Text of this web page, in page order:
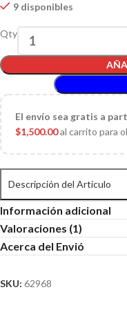
9 disponibles
Qty
El envío sea gratis a
$1,500.00al carrito para
Descripción del Articulo
Información adicional
Valoraciones (1)
Acerca del Envió
SKU: 62968